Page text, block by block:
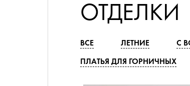
ОТДЕЛКИ
ВСЕ ЛЕТНИЕ С
ПЛАТЬЯ ДЛЯ ГОРНИЧНЫХ